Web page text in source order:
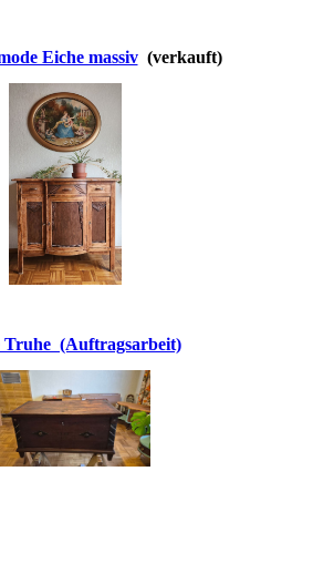
Eiche massiv(verkauft)
Truhe (Auftragsarbeit)